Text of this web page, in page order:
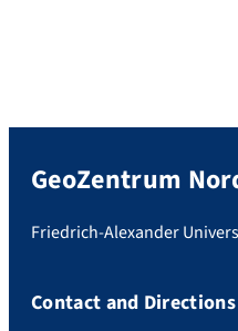
GeoZentrum
Friedrich-Alexander
Contact and Directions